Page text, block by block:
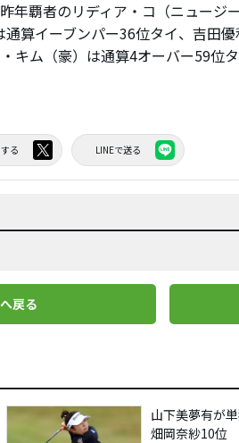
年覇者のリディア・コ（ニュージ
算イーブンパー36位タイ、吉田
キム（豪）は通算4オーバー59位
る LINEで送る
戻る
山下美夢有が
畑岡奈紗10位